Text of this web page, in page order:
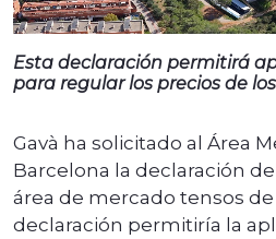
Esta declaración permitirá
para regular los precios de
Gavà ha solicitado al Área
Barcelona la declaración
área de mercado tensos de
declaración permitiría la